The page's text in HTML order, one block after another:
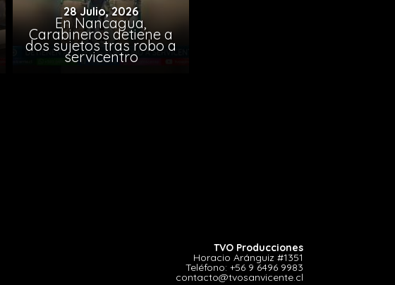
28 Julio, 2026
En Nancagua,
Carabineros detiene a
dos sujetos tras robo a
servicentro
TVO Producciones
Horacio Aránguiz #1351
Teléfono: +56 9 6496 9983
contacto@tvosanvicente.cl